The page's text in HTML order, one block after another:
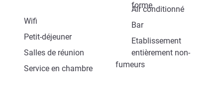
forme
Wifi
Air conditionné
Petit-déjeuner
Bar
Salles de réunion
Etablissement
entièrement non-
fumeurs
Service en chambre